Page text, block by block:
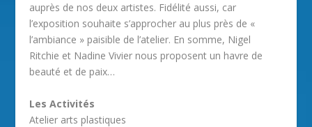
auprès de nos deux artistes. Fidélité aussi, car
l’exposition souhaite s’approcher au plus près de «
l’ambiance » paisible de l’atelier. En somme, Nigel
Ritchie et Nadine Vivier nous proposent un havre de
beauté et de paix…
Les Activités
Atelier arts plastiques